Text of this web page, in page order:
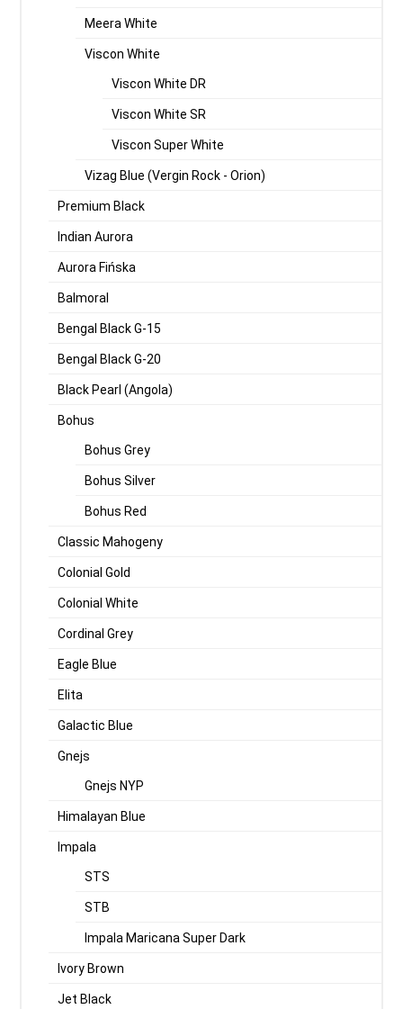
Meera White
Viscon White
Viscon White DR
Viscon White SR
Viscon Super White
Vizag Blue (Vergin Rock - Orion)
Premium Black
Indian Aurora
Aurora Fińska
Balmoral
Bengal Black G-15
Bengal Black G-20
Black Pearl (Angola)
Bohus
Bohus Grey
Bohus Silver
Bohus Red
Classic Mahogeny
Colonial Gold
Colonial White
Cordinal Grey
Eagle Blue
Elita
Galactic Blue
Gnejs
Gnejs NYP
Himalayan Blue
Impala
STS
STB
Impala Maricana Super Dark
Ivory Brown
Jet Black